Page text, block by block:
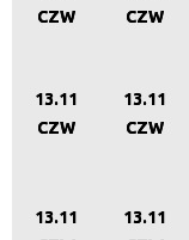
Promowane
CZW
CZW
13.11
CZW
13.11
CZW
13.11
13.11